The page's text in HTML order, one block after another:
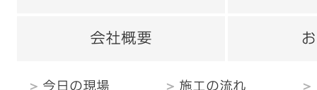
会社概要
今日の現場 施工の流れ